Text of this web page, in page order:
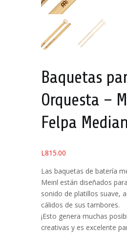
Baquetas
Orquesta –
Felpa
L 815.00
Las baquetas de batería
Meinl están diseñados
sonido de platillos suave,
cálidos de sus tambores.
¡Esto genera muchas
creativas y es excelente